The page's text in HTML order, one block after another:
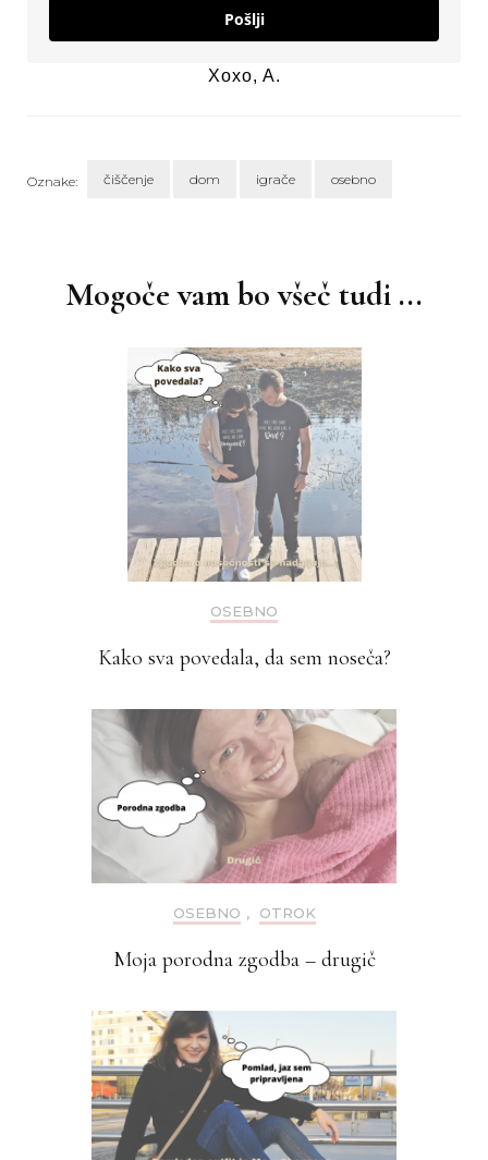
Pošlji
Xoxo, A.
Oznake: čiščenje dom igrače osebno
Mogoče vam bo všeč tudi ...
OSEBNO
Kako sva povedala, da sem noseča?
OSEBNO , OTROK
Moja porodna zgodba – drugič